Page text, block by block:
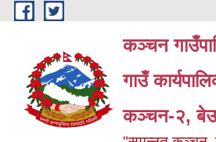
Skip to main content
कञ्चन
गाउँ
कञ्‍चन-२,